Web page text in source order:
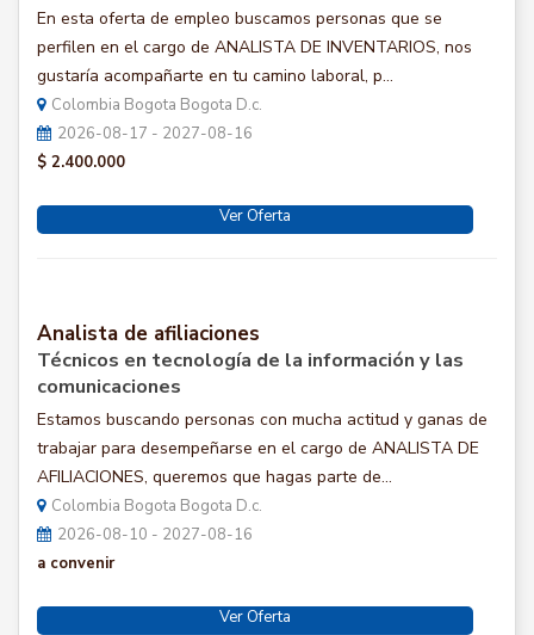
En esta oferta de empleo buscamos personas que se
perfilen en el cargo de ANALISTA DE INVENTARIOS, nos
gustaría acompañarte en tu camino laboral, p...
Colombia Bogota Bogota D.c.
2026-08-17 - 2027-08-16
$ 2.400.000
Ver Oferta
Analista de afiliaciones
Técnicos en tecnología de la información y las
comunicaciones
Estamos buscando personas con mucha actitud y ganas de
trabajar para desempeñarse en el cargo de ANALISTA DE
AFILIACIONES, queremos que hagas parte de...
Colombia Bogota Bogota D.c.
2026-08-10 - 2027-08-16
a convenir
Ver Oferta